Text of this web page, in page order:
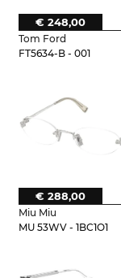
Tom Ford
FT5634-B - 001
€ 248,00
Miu Miu
MU 53WV - 1BC1O1
€ 288,00